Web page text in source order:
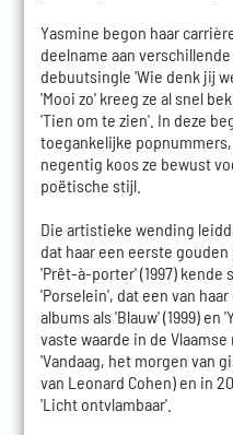
Yasmine begon haar
deelname aan
debuutsingle 'Wie denk jij
'Mooi zo' kreeg ze al snel
'Tien om te zien'. In deze
toegankelijke
negentig koos ze bewust
poëtische stijl.
Die artistieke wending
dat haar een eerste
'Prêt-à-porter' (1997) kende
'Porselein', dat een van
albums als 'Blauw' (1999) en
vaste waarde in de
'Vandaag, het morgen van
van Leonard Cohen) en in
'Licht ontvlambaar'.